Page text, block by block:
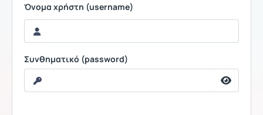
Όνομα χρήστη (username)
Συνθηματικό (password)